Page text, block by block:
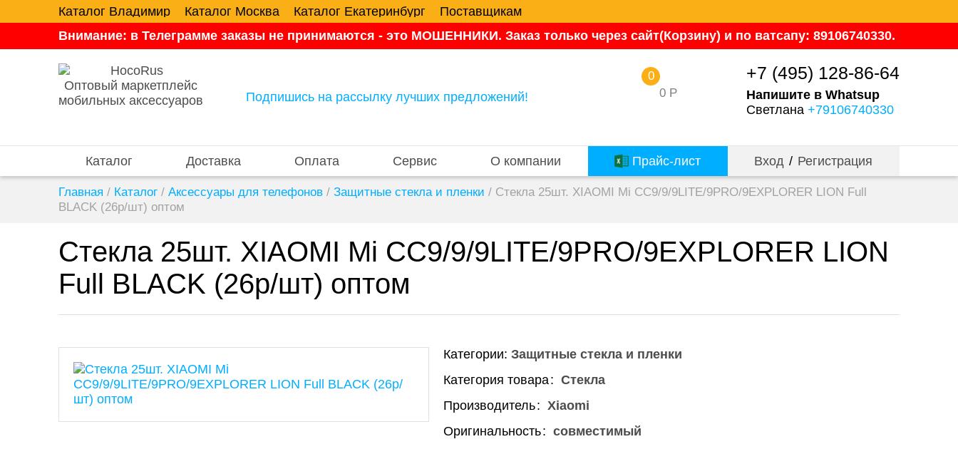
Каталог Владимир Каталог Москва Каталог Екатеринбург
Поставщикам
Внимание: в Телеграмме заказы не принимаются - это МОШЕННИКИ. Заказ только через сайт(Корзину) и по ватсапу: 89106740330.
Оптовый маркетплейс
мобильных аксессуаров
Подпишись на рассылку лучших предложений! 0 Р
0 +7 (495) 128-86-64
Напишите в Whatsup
Светлана +79106740330
Каталог Доставка Оплата Сервис О компании Прайс-лист Вход / Регистрация
Главная / Каталог / Аксессуары для телефонов / Защитные стекла и пленки / Стекла 25шт. XIAOMI Mi CC9/9/9LITE/9PRO/9EXPLORER LION Full
BLACK (26р/шт) оптом
Стекла 25шт. XIAOMI Mi CC9/9/9LITE/9PRO/9EXPLORER LION
Full BLACK (26р/шт) оптом
Категории: Защитные стекла и пленки
Категория товара Стекла
Производитель Xiaomi
Оригинальность совместимый